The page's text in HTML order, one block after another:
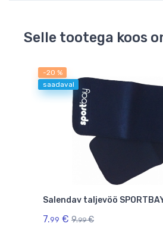
Selle tootega koos
-20 %
saadaval
Salendav taljevöö
7.99 € 9.99€